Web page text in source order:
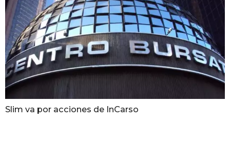
Slim va por acciones de InCarso